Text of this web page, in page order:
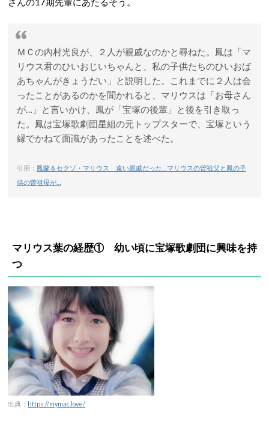
ＭＣの内村光良が、２人が親戚なのかと尋ねた。鳳は「マ
リウス君のひいおじいちゃんと、私の子供たちのひいおば
あちゃんがきょうだい」と説明した。これまでに２人は会
ったことがあるのかを聞かれると、マリウスは「お母さん
が…」と言いかけ、鳳が「宝塚の後輩」と後を引き取っ
た。鳳は宝塚歌劇団星組の元トップスターで、宝塚という
縁でかねて面識があったことを述べた。
引用： 鳳蘭＆セクゾ・マリウス 遠い親戚だった…マリウスの曽祖父と鳳の子
供の曽祖母が…
マリウス葉の経歴① 幼い頃に宝塚歌劇団に興味を持
つ
出典： https://mymac.love/